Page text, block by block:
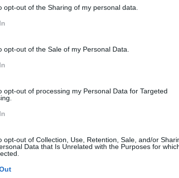
opt-out of the Sharing of my personal data.
opt-out of the Sale of my Personal Data.
opt-out of processing my Personal Data for Targeted
opt-out of Collection, Use, Retention, Sale, and/or
Data that Is Unrelated with the Purposes for
que produtos e/ou serviços oferece,
concorrente direto, com os mesmos
e como poderá atraí-los para a sua empresa.
Recolher as opiniões de potenciais clientes
dos seus produtos, os fornecedores e
de venda, etc.
arranque da sua empresa e que tipos de